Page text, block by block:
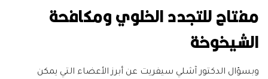
مفتاح للتجدد الخلوي ومكافحة
الشيخوخة
وبسؤال الدكتور آشلي سيفريت عن أبرز الأعضاء التي يمكن